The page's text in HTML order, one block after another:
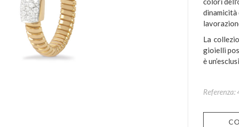
dinamicità
La
gioielli
è